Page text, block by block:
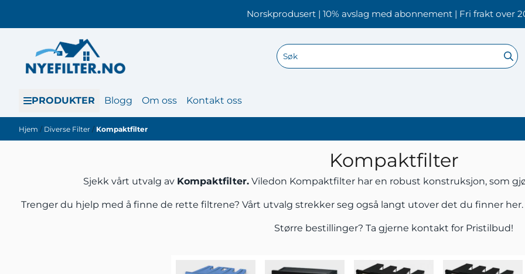
Norskprodusert | 10% avslag med abonnement | Fri frakt over
PRODUKTER Blogg Om oss Kontakt oss
Hjem / Diverse Filter / Kompaktfilter
Kompaktfilter
Sjekk vårt utvalg av Kompaktfilter.Viledon Kompaktfilter har en robust konstruksjon, som
Trenger du hjelp med å finne de rette filtrene? Vårt utvalg strekker seg også langt utover det du finner her.
Større bestillinger? Ta gjerne kontakt for Pristilbud!